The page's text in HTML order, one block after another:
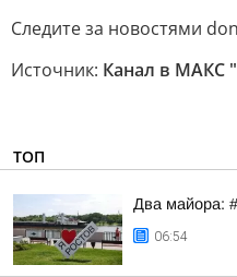
Следите за новостями
Источник: Канал в МАКС
ТОП
Два майора:
06:54